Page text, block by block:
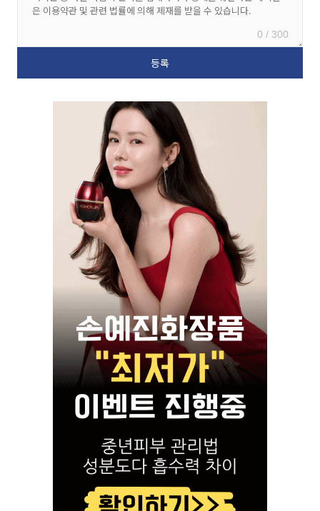
0 / 300